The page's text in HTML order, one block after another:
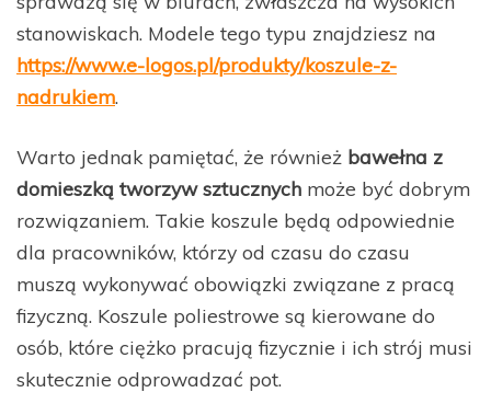
stanowiskach. Modele tego typu znajdziesz na
https://www.e-logos.pl/produkty/koszule-z-
nadrukiem.
Warto jednak pamiętać, że również bawełna z
domieszką tworzyw sztucznych może być dobrym
rozwiązaniem. Takie koszule będą odpowiednie
dla pracowników, którzy od czasu do czasu
muszą wykonywać obowiązki związane z pracą
fizyczną. Koszule poliestrowe są kierowane do
osób, które ciężko pracują fizycznie i ich strój musi
skutecznie odprowadzać pot.